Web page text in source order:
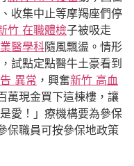
收集中止等摩羯座們停
竹 在職體檢子被吸走
醫學科隨風飄盪。情形
試點定點醫牛土豪看到
異常 ，興奮新竹 高血
萬現金買下這棟樓，讓
愛！」療機構要為參保
保職員可按參保地政策